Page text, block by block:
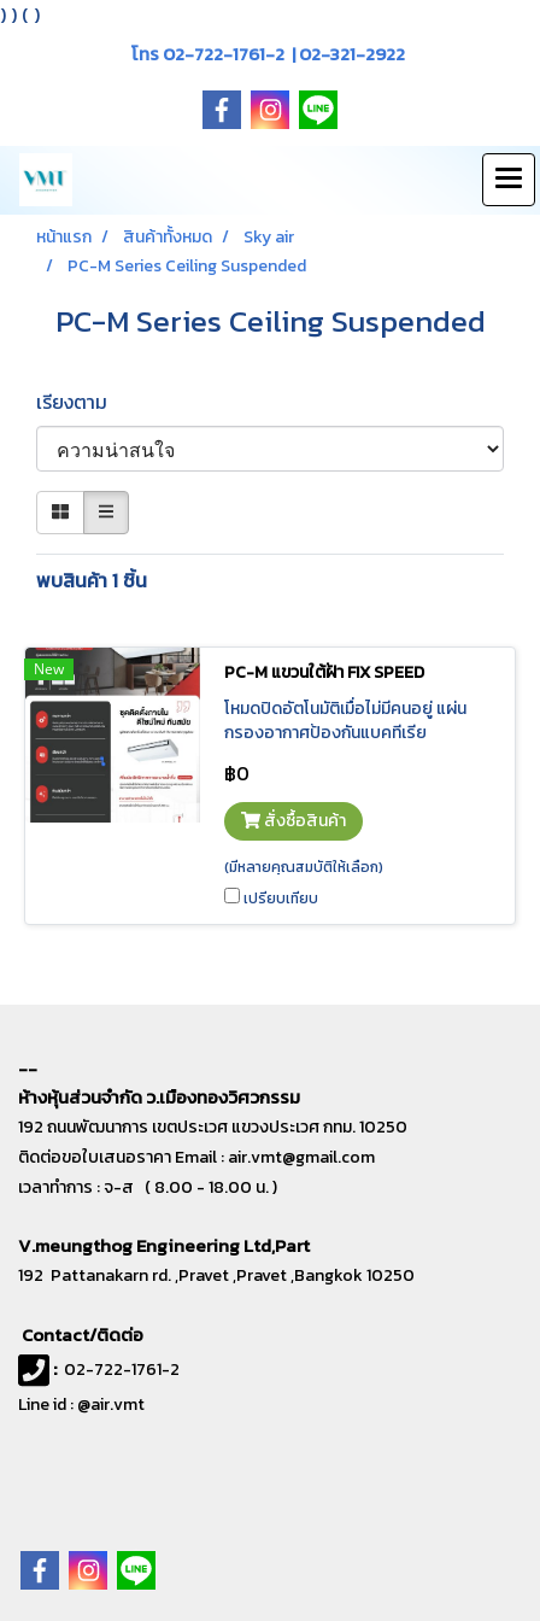
) ) ( )
โทร 02-722-1761-2 | 02-321-2922
หน้าแรก สินค้าทั้งหมด
Sky air
PC-M Series Ceiling Suspended
PC-M Series Ceiling Suspended
เรียงตาม
พบสินค้า 1 ชิ้น
New
PC-M แขวนใต้ฝ้า FIX SPEED
โหมดปิดอัตโนมัติเมื่อไม่มีคนอยู่ แผ่น
กรองอากาศป้องกันแบคทีเรีย
฿0
สั่งซื้อสินค้า
(มีหลายคุณสมบัติให้เลือก)
เปรียบเทียบ
--
ห้างหุ้นส่วนจำกัด ว.เมืองทองวิศวกรรม
192 ถนนพัฒนาการ เขตประเวศ แขวงประเวศ กทม. 10250
ติดต่อขอใบเสนอราคา Email :air.vmt@gmail.com
เวลาทำการ : จ-ส ( 8.00 - 18.00 น. )
V.meungthog Engineering Ltd,Part
192 Pattanakarn rd. ,Pravet ,Pravet ,Bangkok 10250
Contact/ติดต่อ
: 02-722-1761-2
Line id : @air.vmt